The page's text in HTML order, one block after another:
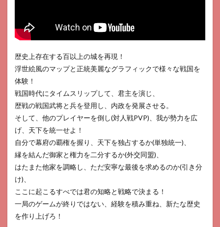
歴史上存在する百以上の城を再現！
浮世絵風のマップと正統美麗なグラフィックで様々な戦国を
体験！
戦国時代にタイムスリップして、君主を演じ、
歴戦の戦国武将と兵を登用し、内政を発展させる。
そして、他のプレイヤーを倒し(対人戦PVP)、我が勢力を広
げ、天下を統一せよ！
自分で幕府の覇権を握り、天下を独占するか(単独統一)、
縁を結んだ御家と権力を二分するか(外交同盟)、
はたまた他家を調略し、ただ安寧な最後を求めるのか(引き分
け)、
ここに起こるすべでは君の知略と戦略で決まる！
一局のゲームが終りではない、経験を積み重ね、新たな歴史
を作り上げろ！